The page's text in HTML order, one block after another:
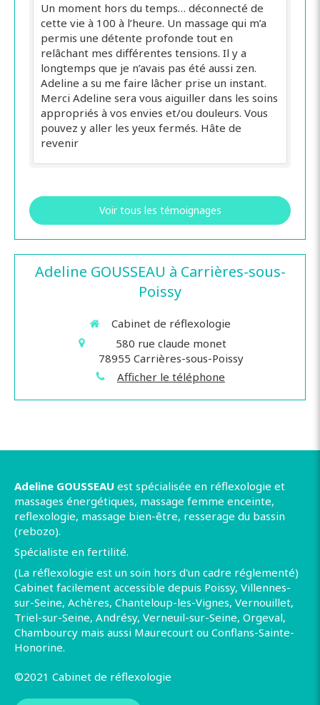
Un moment hors du temps… déconnecté de
cette vie à 100 à l’heure. Un massage qui m’a
permis une détente profonde tout en
relâchant mes différentes tensions. Il y a
longtemps que je n’avais pas été aussi zen.
Adeline a su me faire lâcher prise un instant.
Merci Adeline sera vous aiguiller dans les soins
appropriés à vos envies et/ou douleurs. Vous
pouvez y aller les yeux fermés. Hâte de
revenir
Voir tous les témoignages
Adeline GOUSSEAU à Carrières-sous-
Poissy
Cabinet de réflexologie
580 rue claude monet
78955 Carrières-sous-Poissy
Afficher le téléphone
Adeline GOUSSEAU est spécialisée en réflexologie et
massages énergétiques, massage femme enceinte,
reflexologie, massage bien-être, resserage du bassin
(rebozo).
Spécialiste en fertilité.
(La réflexologie est un soin hors d'un cadre réglementé)
Cabinet facilement accessible depuis Poissy, Villennes-
sur-Seine, Achères, Chanteloup-les-Vignes, Vernouillet,
Triel-sur-Seine, Andrésy, Verneuil-sur-Seine, Orgeval,
Chambourcy mais aussi Maurecourt ou Conflans-Sainte-
Honorine.
©2021 Cabinet de réflexologie